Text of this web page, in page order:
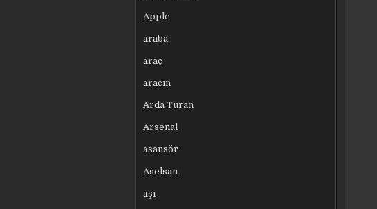
Apple
araba
araç
aracın
Arda Turan
Arsenal
asansör
Aselsan
aşı